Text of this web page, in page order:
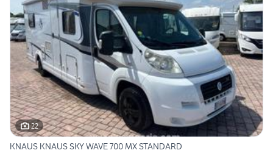
22
KNAUS KNAUS SKY WAVE 700 MX STANDARD